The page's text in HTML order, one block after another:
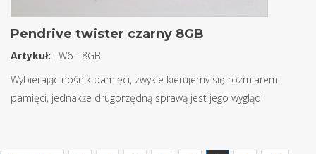
Pendrive twister czarny 8GB
Artykuł: TW6 - 8GB
Wybierając nośnik pamięci, zwykle kierujemy się rozmiarem
pamięci, jednakże drugorzędną sprawą jest jego wygląd